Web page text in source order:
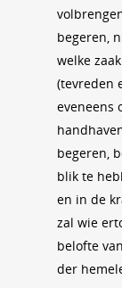
begeren,
welke
(tevreden
eveneens
begeren,
blik te
en in de
zal wie
belofte
der